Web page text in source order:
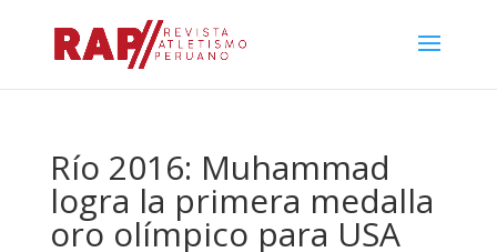
Río 2016: Muhammad
logra la primera medalla
oro olímpico para USA